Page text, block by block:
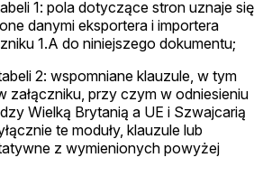
1: pola dotyczące stron uznaje się
danymi eksportera i importera
1.A do niniejszego dokumentu;
2: wspomniane klauzule, w tym
załączniku, przy czym w odniesieniu
Wielką Brytanią a UE i Szwajcarią
te moduły, klauzule lub
z wymienionych powyżej